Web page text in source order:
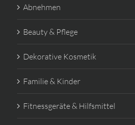
Abnehmen
Beauty & Pflege
Dekorative Kosmetik
Familie & Kinder
Fitnessgeräte & Hilfsmittel